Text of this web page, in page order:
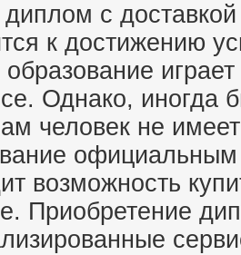
диплом с
к достижению
образование
Однако, иногда
человек не
возможность
Приобретение